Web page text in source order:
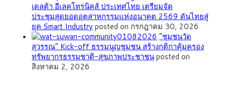
เดลต้า อีเลคโทรนิคส์ ประเทศไทย เตรียมจัด
ประชุมสุดยอดอุตสาหกรรมแห่งอนาคต 2569 ดันไทยสู่
ยุค Smart Industryposted on กรกฎาคม 30, 2026
”ชุมชนวัด
สุวรรณ” Kick-off ธรรมนูญชุมชน สร้างกติกาคุ้มครอง
ทรัพยากรธรรมชาติ-สุขภาพประชาชนposted on
สิงหาคม 2, 2026